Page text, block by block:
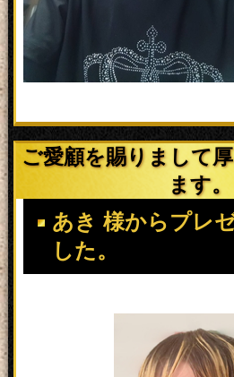
ご愛顧を賜りまして
ます。
あき 様からプレ
した。